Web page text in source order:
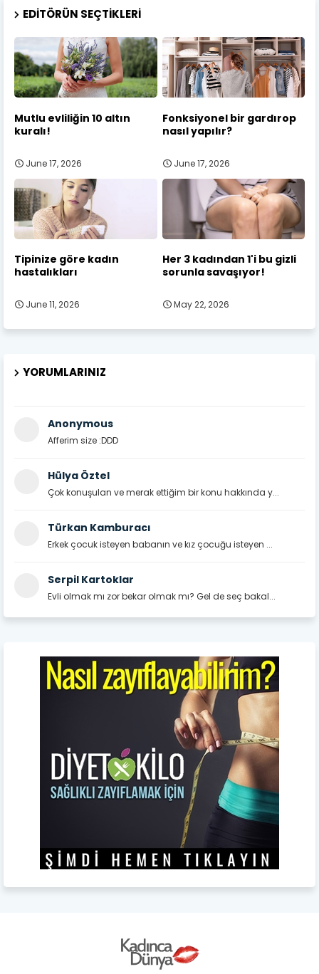
EDITÖRÜN SEÇTIKLERI
Mutlu evliliğin 10 altın
kuralı!
June 17, 2026
Fonksiyonel bir gardırop
nasıl yapılır?
June 17, 2026
Tipinize göre kadın
hastalıkları
June 11, 2026
Her 3 kadından 1'i bu gizli
sorunla savaşıyor!
May 22, 2026
YORUMLARINIZ
Anonymous
Afferim size :DDD
Hülya Öztel
Çok konuşulan ve merak ettiğim bir konu hakkında y...
Türkan Kamburacı
Erkek çocuk isteyen babanın ve kız çocuğu isteyen ...
Serpil Kartoklar
Evli olmak mı zor bekar olmak mı? Gel de seç bakal...